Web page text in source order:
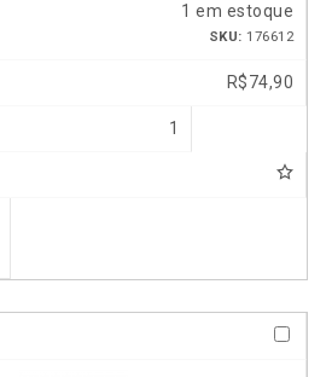
1 em estoque
SKU: 176612
R$74,90
1